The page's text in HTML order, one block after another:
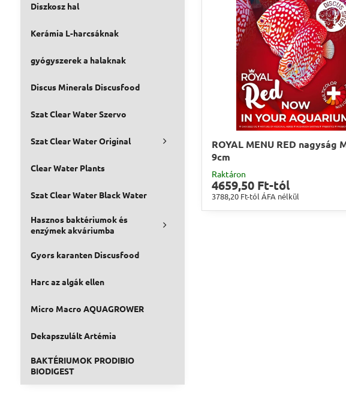
ROYAL MENU RED nagyság
9cm
Raktáron
4659,50 Ft-tól
3788,20 Ft-tólÁFA nélkül
Diszkosz hal
Kerámia L-harcsáknak
gyógyszerek a halaknak
Discus Minerals Discusfood
Szat Clear Water Szervo
Szat Clear Water Original
Clear Water Plants
Szat Clear Water Black Water
Hasznos baktériumok és
enzýmek akváriumba
Gyors karanten Discusfood
Harc az algák ellen
Micro Macro AQUAGROWER
Dekapszulált Artémia
BAKTÉRIUMOK PRODIBIO
BIODIGEST